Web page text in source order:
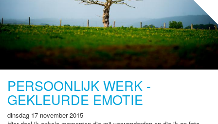
PERSOONLIJK WERK -
GEKLEURDE EMOTIE
dinsdag 17 november 2015